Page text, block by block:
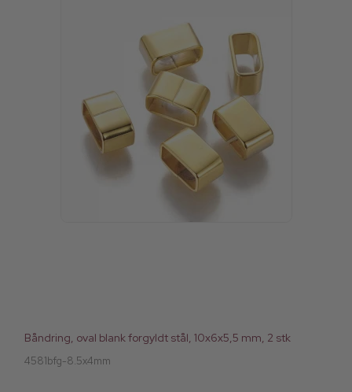
Båndring, oval blank forgyldt stål, 10x6x5,5 mm, 2 stk
4581bfg-8.5x4mm